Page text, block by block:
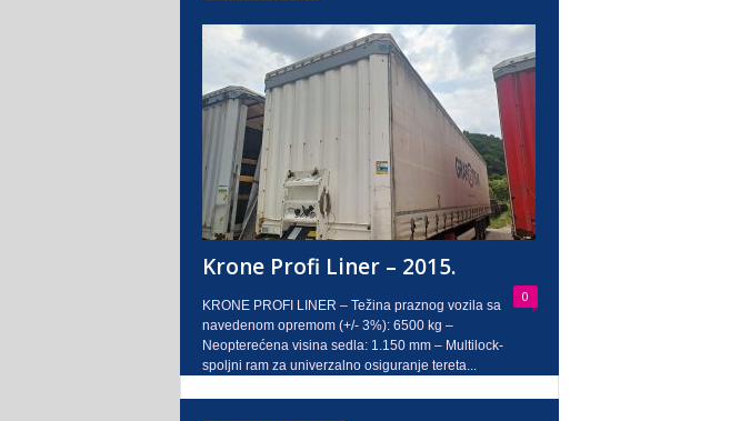
a
j
o
Krone Profi Liner – 2015.
0
KRONE PROFI LINER – Težina praznog vozila sa
navedenom opremom (+/- 3%): 6500 kg –
Neopterećena visina sedla: 1.150 mm – Multilock-
spoljni ram za univerzalno osiguranje tereta...